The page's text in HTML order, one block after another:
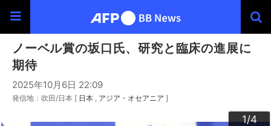
ノーベル賞の坂口氏、研究と臨床の進展に
期待
2025年10月6日 22:09
発信地：吹田/日本 [ 日本 アジア・オセアニア ]
1/4
2/4
3/4
4/4